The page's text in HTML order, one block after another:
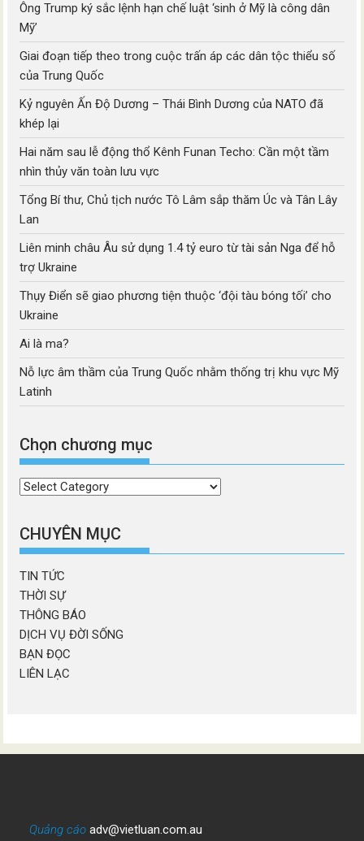
Ông Trump ký sắc lệnh hạn chế luật ‘sinh ở Mỹ là công dân
Mỹ’
Giai đoạn tiếp theo trong cuộc trấn áp các dân tộc thiểu số
của Trung Quốc
Kỷ nguyên Ấn Độ Dương – Thái Bình Dương của NATO đã
khép lại
Hai năm sau lễ động thổ Kênh Funan Techo: Cần một tầm
nhìn thủy văn toàn lưu vực
Tổng Bí thư, Chủ tịch nước Tô Lâm sắp thăm Úc và Tân Lây
Lan
Liên minh châu Âu sử dụng 1.4 tỷ euro từ tài sản Nga để hỗ
trợ Ukraine
Thụy Điển sẽ giao phương tiện thuộc ‘đội tàu bóng tối’ cho
Ukraine
Ai là ma?
Nỗ lực âm thầm của Trung Quốc nhằm thống trị khu vực Mỹ
Latinh
Chọn chương mục
Chọn
mục
CHUYÊN MỤC
TIN TỨC
THỜI SỰ
THÔNG BÁO
DỊCH VỤ ĐỜI SỐNG
BẠN ĐỌC
LIÊN LẠC
Quảng cáo adv@vietluan.com.au